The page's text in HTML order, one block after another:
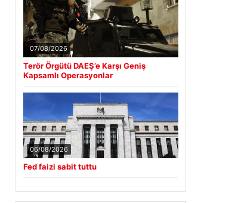
07/08/2026
Terör Örgütü DAEŞ’e Karşı Geniş
Kapsamlı Operasyonlar
06/08/2026
Fed faizi sabit tuttu